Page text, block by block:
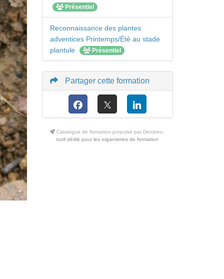
Présentiel
Reconnaissance des plantes
adventices Printemps/Été au stade
plantule
Présentiel
Partager cette formation
Catalogue de formation propulsé par Dendreo,
outil dédié pour les organismes de formation